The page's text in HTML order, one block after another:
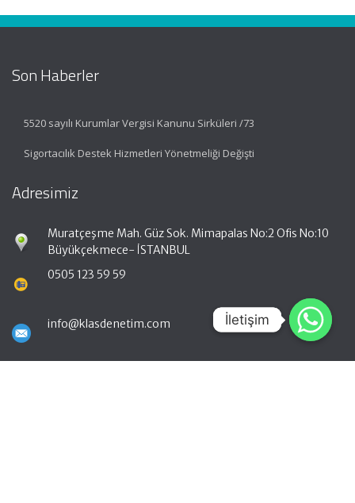
Son Haberler
5520 sayılı Kurumlar Vergisi Kanunu Sirküleri /73
Sigortacılık Destek Hizmetleri Yönetmeliği Değişti
Adresimiz
Muratçeşme Mah. Güz Sok. Mimapalas No:2 Ofis No:10
Büyükçekmece- İSTANBUL
0505 123 59 59
info@klasdenetim.com İletişim
İletişim